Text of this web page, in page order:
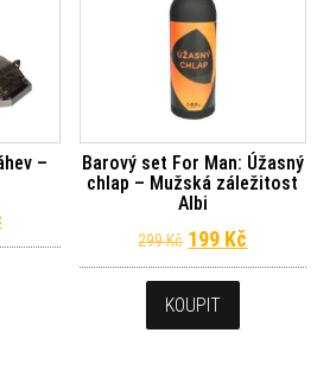
–
cena byla: 599 Kč.
Aktuální cena je: 539 Kč.
Barový set For Man: Úžasný
chlap – Mužská záležitost
Albi
299Kč Původní cena
199 Kč
KOUPIT